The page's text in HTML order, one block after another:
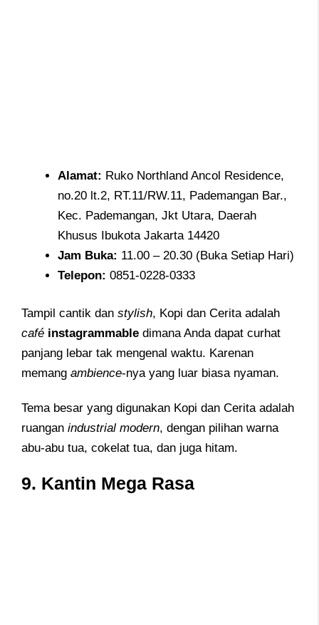
Alamat: Ruko Northland Ancol Residence,
no.20 lt.2, RT.11/RW.11, Pademangan Bar.,
Kec. Pademangan, Jkt Utara, Daerah
Khusus Ibukota Jakarta 14420
Jam Buka: 11.00 – 20.30 (Buka Setiap Hari)
Telepon: 0851-0228-0333
Tampil cantik dan stylish, Kopi dan Cerita adalah
café instagrammable dimana Anda dapat curhat
panjang lebar tak mengenal waktu. Karenan
memang ambience-nya yang luar biasa nyaman.
Tema besar yang digunakan Kopi dan Cerita adalah
ruangan industrial modern, dengan pilihan warna
abu-abu tua, cokelat tua, dan juga hitam.
9. Kantin Mega Rasa